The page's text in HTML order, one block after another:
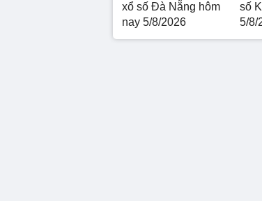
xổ số Đà Nẵng hôm
nay 5/8/2026
số
5/8/